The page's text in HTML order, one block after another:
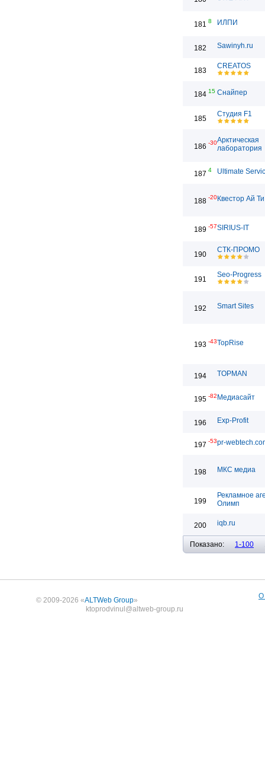
181 8 ИЛПИ
182 Sawinyh.ru
183
CREATOS
184 15 Снайпер
185
Студия F1
186 -30Арктическая
лаборатория
187 4 Ultimate
188 -20Квестор Ай Ти
189 -57SIRIUS-IT
190
СТК-ПРОМО
191
Seo-Progress
192 Smart Sites
193 -43TopRise
194 TOPMAN
195 -82 Медиасайт
196 Exp-Profit
197 -53pr-
198 МКС медиа
199
Рекламное
Олимп
200 iqb.ru
Показано: 1-100
© 2009-2026 «ALTWeb Group»
ktoprodvinul@altweb-group.ru
О